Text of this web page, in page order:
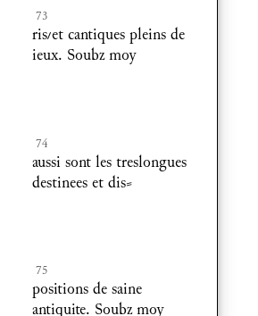
73
riset cantiques pleins de
ieux. Soubz moy
74
aussi sont les treslongues
destinees et dis⸗
75
positions de saine
antiquite. Soubz moy